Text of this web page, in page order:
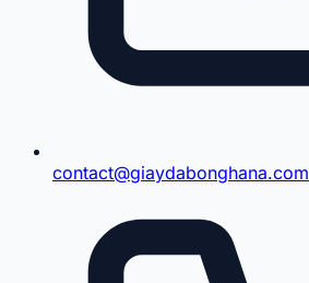
contact@giaydabonghana.com